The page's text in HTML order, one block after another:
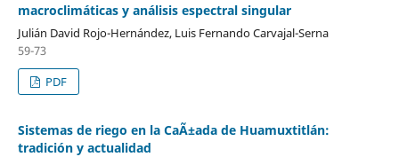
macroclimáticas y análisis espectral singular
Julián David Rojo-Hernández, Luis Fernando Carvajal-Serna
59-73
PDF
Sistemas de riego en la CaÃ±ada de Huamuxtitlán:
tradición y actualidad